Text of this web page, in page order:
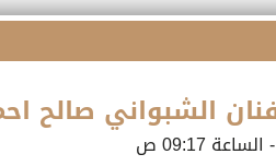
الشبواني صالح